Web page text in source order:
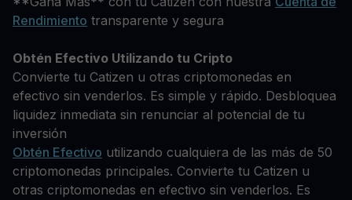
Rendimiento transparente y segura
Obtén Efectivo Utilizando tu Cripto
Convierte tu Catizen u otras criptomonedas en
efectivo sin venderlos. Es simple y rápido. Desbloquea
liquidez inmediata sin renunciar al potencial de tu
inversión
Obtén Efectivo utilizando cualquiera de las más de 50
criptomonedas principales. Convierte tu Catizen u
otras criptomonedas en efectivo sin venderlos. Es